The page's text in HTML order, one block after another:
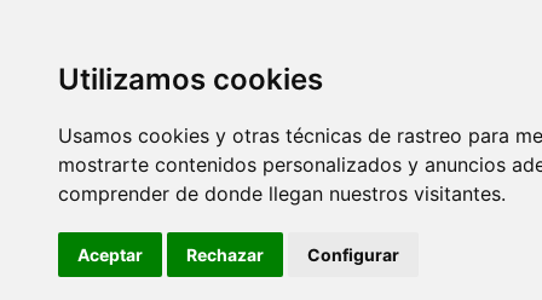
Utilizamos cookies
Usamos cookies y otras técnicas de rastreo para
mostrarte contenidos personalizados y anuncios
comprender de donde llegan nuestros visitantes.
Aceptar Rechazar Configurar